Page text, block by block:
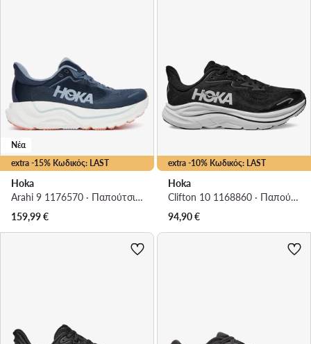
extra -15% Κωδικός: LAST
Νέα
Hoka
Arahi 9 1176570 · Παπούτσια για Τρέξιμο
159,99€
extra -10% Κωδικός: LAST
Hoka
Clifton 10 1168860 · Παπούτσια για Τρέξιμο
94,90€